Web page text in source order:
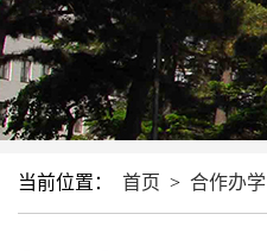
当前位置： 首页 > 合作办学